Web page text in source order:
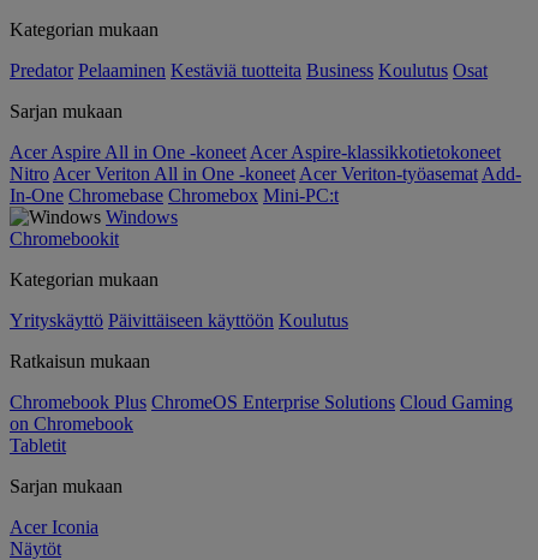
Kategorian mukaan
Predator Pelaaminen Kestäviä tuotteita Business Koulutus Osat
Sarjan mukaan
Acer Aspire All in One -koneet Acer Aspire-klassikkotietokoneet
Nitro Acer Veriton All in One -koneet Acer Veriton-työasemat Add-
In-One Chromebase Chromebox Mini-PC:t
Windows
Chromebookit
Kategorian mukaan
Yrityskäyttö Päivittäiseen käyttöön Koulutus
Ratkaisun mukaan
Chromebook Plus ChromeOS Enterprise Solutions Cloud Gaming
on Chromebook
Tabletit
Sarjan mukaan
Acer Iconia
Näytöt